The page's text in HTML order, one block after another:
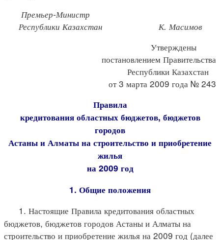
Премьер-Министр
Республики Казахстан К. Масимов
Утверждены
постановлением Правительства
Республики Казахстан
от 3 марта 2009 года № 243
Правила
кредитования областных бюджетов, бюджетов
городов
Астаны и Алматы на строительство и приобретение
жилья
на 2009 год
1. Общие положения
1. Настоящие Правила кредитования областных
бюджетов, бюджетов городов Астаны и Алматы на
строительство и приобретение жилья на 2009 год (далее